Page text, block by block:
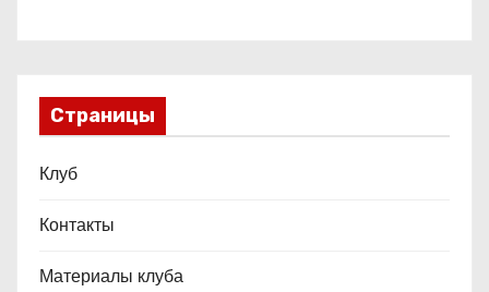
Страницы
Клуб
Контакты
Материалы клуба